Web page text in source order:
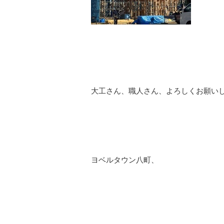
大工さん、職人さん、よろしくお願い
ヨベルタウン八町、